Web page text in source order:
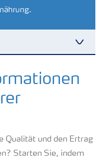
Qualität und den Ertrag
Starten Sie, indem